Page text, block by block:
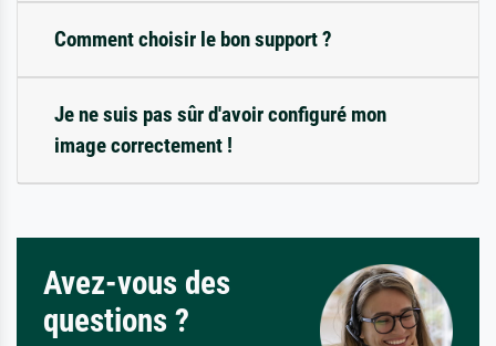
Comment choisir le bon support ?
Je ne suis pas sûr d'avoir configuré mon
image correctement !
Avez-vous des
questions ?